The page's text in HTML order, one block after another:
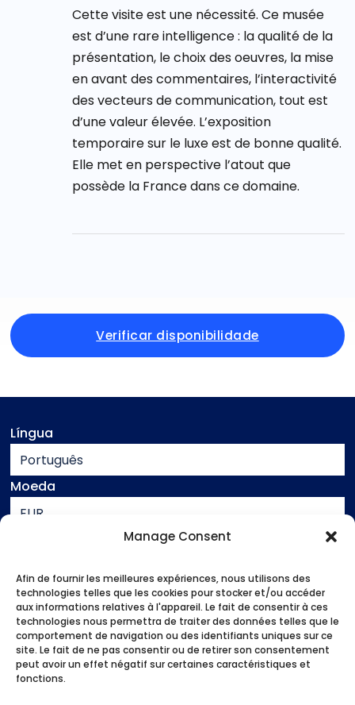
Manage Consent
Afin de fournir les meilleures expériences, nous utilisons des
technologies telles que les cookies pour stocker et/ou accéder
aux informations relatives à l'appareil. Le fait de consentir à ces
technologies nous permettra de traiter des données telles que le
comportement de navigation ou des identifiants uniques sur ce
site. Le fait de ne pas consentir ou de retirer son consentement
peut avoir un effet négatif sur certaines caractéristiques et
fonctions.
Cette visite est une nécessité. Ce musée
est d’une rare intelligence : la qualité de la
présentation, le choix des oeuvres, la mise
en avant des commentaires, l’interactivité
des vecteurs de communication, tout est
d’une valeur élevée. L’exposition
temporaire sur le luxe est de bonne qualité.
Elle met en perspective l’atout que
possède la France dans ce domaine.
Verificar disponibilidade
Língua
Português
Moeda
EUR
Contacto
Informação jurídica
Termos e condições de venda
Início
As nossas atividades